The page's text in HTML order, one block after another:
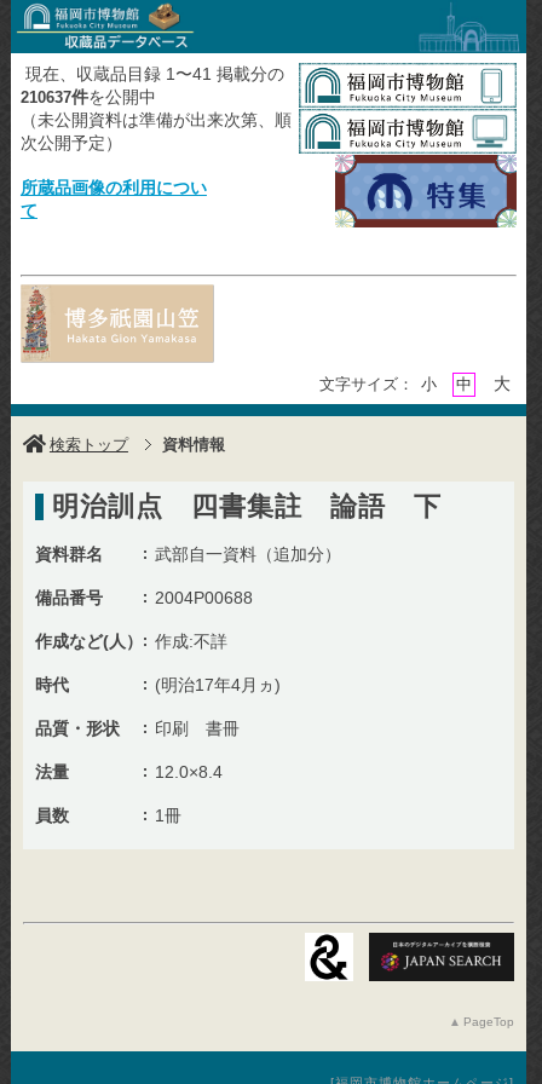
現在、収蔵品目録 1〜41 掲載分の
210637件を公開中
（未公開資料は準備が出来次第、順
次公開予定）
所蔵品画像の利用につい
て
文字サイズ： 小 中 大
検索トップ 資料情報
明治訓点 四書集註 論語 下
資料群名 武部自一資料（追加分）
備品番号 2004P00688
作成など(人） 作成:不詳
時代 (明治17年4月ヵ)
品質・形状 印刷 書冊
法量 12.0×8.4
員数 1冊
PageTop